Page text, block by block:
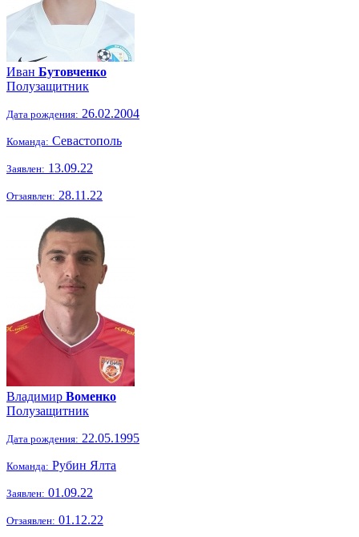
Иван Бутовченко
Полузащитник
Дата рождения: 26.02.2004
Команда: Севастополь
Заявлен: 13.09.22
Отзаявлен: 28.11.22
Владимир Воменко
Полузащитник
Дата рождения: 22.05.1995
Команда: Рубин Ялта
Заявлен: 01.09.22
Отзаявлен: 01.12.22